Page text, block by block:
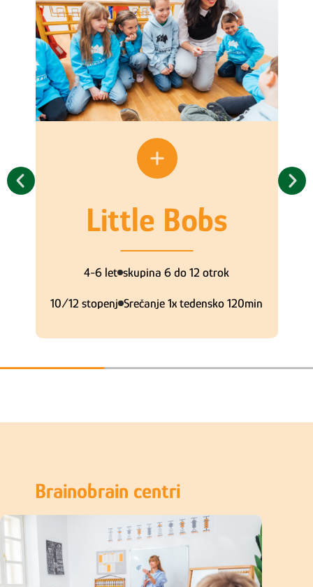
Little Bobs
4-6 let skupina 6 do 12 otrok
10/12 stopenj Srečanje 1x tedensko 120min
l
Brainobrain centri